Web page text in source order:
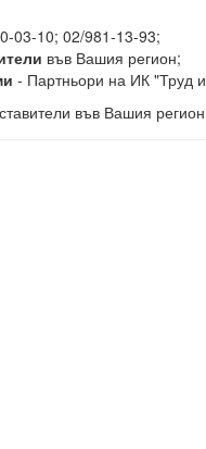
03-10; 02/981-13-93;
във Вашия регион;
- Партньори на ИК "Труд
във Вашия